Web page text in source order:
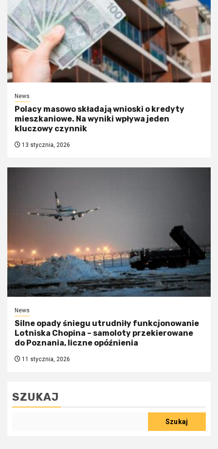
News
Polacy masowo składają wnioski o kredyty
mieszkaniowe. Na wyniki wpływa jeden
kluczowy czynnik
13 stycznia, 2026
News
Silne opady śniegu utrudniły funkcjonowanie
Lotniska Chopina – samoloty przekierowane
do Poznania, liczne opóźnienia
11 stycznia, 2026
SZUKAJ
Szukaj